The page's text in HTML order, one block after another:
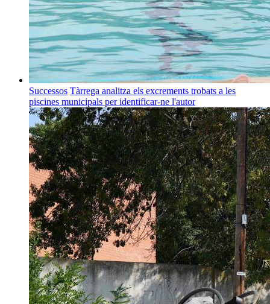
Successos Tàrrega analitza els excrements trobats a les
piscines municipals per identificar-ne l'autor